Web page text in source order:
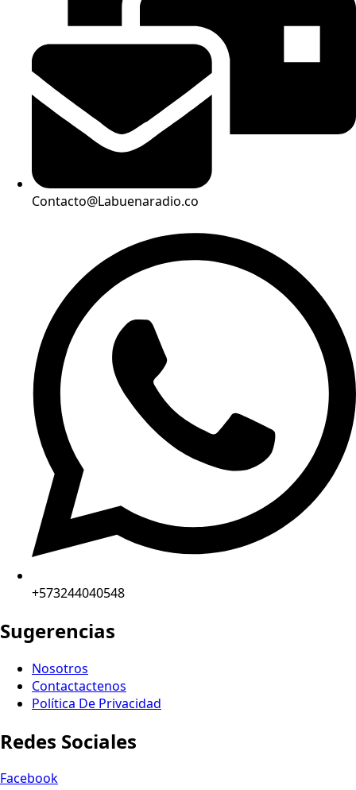
Contacto@Labuenaradio.co
+573244040548
Sugerencias
Nosotros
Contactactenos
Política De Privacidad
Redes Sociales
Facebook